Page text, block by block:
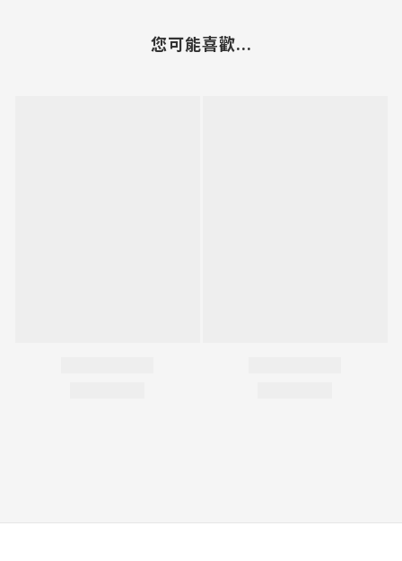
您可能喜歡...